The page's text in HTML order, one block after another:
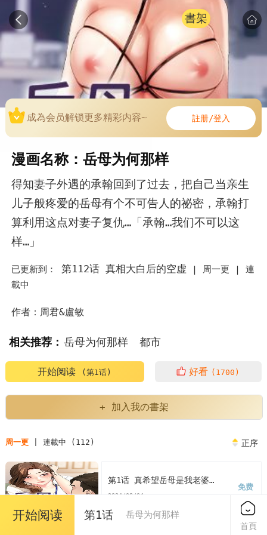
書架
成為会员解锁更多精彩内容~ 註册/登入
漫画名称：岳母为何那样
得知妻子外遇的承翰回到了过去，把自己当亲生
儿子般疼爱的岳母有个不可告人的祕密，承翰打
算利用这点对妻子复仇…「承翰…我们不可以这
样…」
已更新到： 第112话 真相大白后的空虚 | 周一更 | 連
載中
作者：周君&盧敏
相关推荐： 岳母为何那样 都市
岳母为何那样翻译
岳母为何那样是哪部韩剧里的台词
岳母为何那样男主
韩漫岳母为何那样 岳母为何那样漫画
岳母为何那样漫画免费
开始阅读 (第1话) 好看 (1700)
+ 加入我の書架
周一更| 連載中 (112) 正序
第1话 真希望岳母是我老婆…
2024/08/04
免费
开始阅读 第1话 岳母为何那样
首頁